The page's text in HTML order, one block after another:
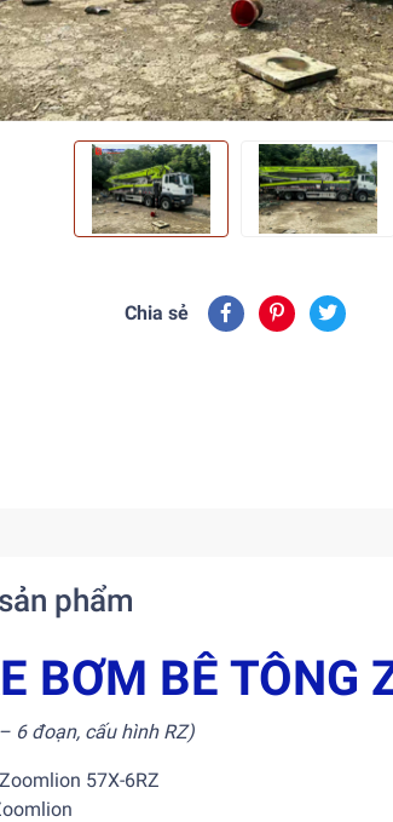
Chia sẻ
phẩm
BƠM BÊ TÔNG
6 đoạn, cấu hình RZ)
Zoomlion 57X-6RZ